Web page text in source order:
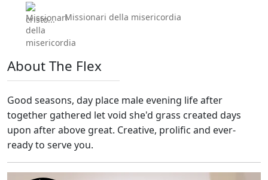
Missionari della misericordia
About The Flex
Good seasons, day place male evening life after
together gathered let void she'd grass created days
upon after above great. Creative, prolific and ever-
ready to serve you.